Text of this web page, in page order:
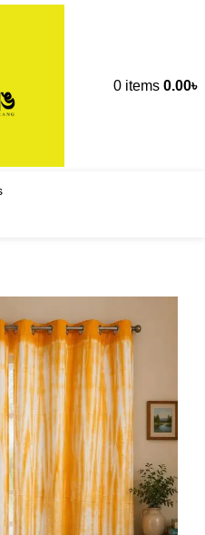
0 items 0.00৳